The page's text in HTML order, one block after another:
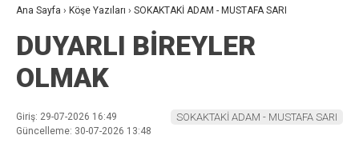
Ana Sayfa › Köşe Yazıları › SOKAKTAKİ ADAM - MUSTAFA SARI
DUYARLI BİREYLER
OLMAK
Giriş: 29-07-2026 16:49
Güncelleme: 30-07-2026 13:48
SOKAKTAKİ ADAM - MUSTAFA SARI